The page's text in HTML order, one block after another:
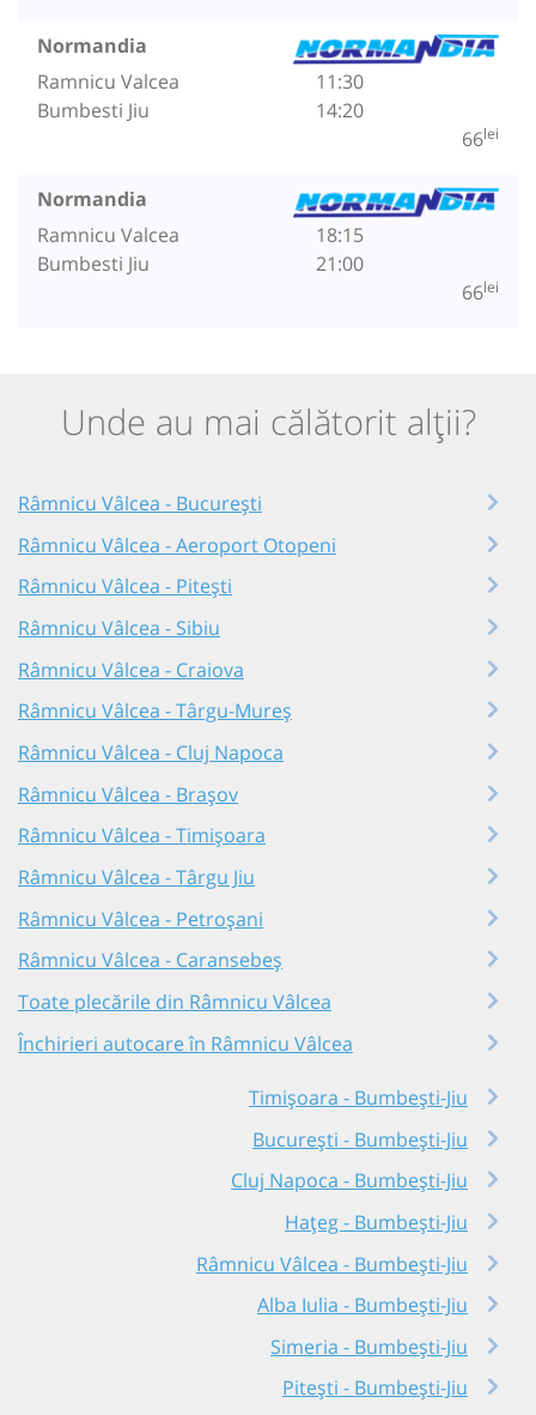
Normandia
Ramnicu Valcea
Bumbesti Jiu
11:30
14:20
66lei
Normandia
Ramnicu Valcea
Bumbesti Jiu
18:15
21:00
66lei
Unde au mai călătorit alții?
Râmnicu Vâlcea - București
Râmnicu Vâlcea - Aeroport Otopeni
Râmnicu Vâlcea - Pitești
Râmnicu Vâlcea - Sibiu
Râmnicu Vâlcea - Craiova
Râmnicu Vâlcea - Târgu-Mureș
Râmnicu Vâlcea - Cluj Napoca
Râmnicu Vâlcea - Brașov
Râmnicu Vâlcea - Timișoara
Râmnicu Vâlcea - Târgu Jiu
Râmnicu Vâlcea - Petroșani
Râmnicu Vâlcea - Caransebeș
Toate plecările din Râmnicu Vâlcea
Închirieri autocare în Râmnicu Vâlcea
Timișoara - Bumbești-Jiu
București - Bumbești-Jiu
Cluj Napoca - Bumbești-Jiu
Hațeg - Bumbești-Jiu
Râmnicu Vâlcea - Bumbești-Jiu
Alba Iulia - Bumbești-Jiu
Simeria - Bumbești-Jiu
Pitești - Bumbești-Jiu